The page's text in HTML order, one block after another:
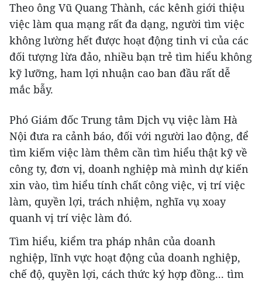
Theo ông Vũ Quang Thành, các kênh giới thiệu
việc làm qua mạng rất đa dạng, người tìm việc
không lường hết được hoạt động tinh vi của các
đối tượng lừa đảo, nhiều bạn trẻ tìm hiểu không
kỹ lưỡng, ham lợi nhuận cao ban đầu rất dễ
mắc bẫy.
Phó Giám đốc Trung tâm Dịch vụ việc làm Hà
Nội đưa ra cảnh báo, đối với người lao động, để
tìm kiếm việc làm thêm cần tìm hiểu thật kỹ về
công ty, đơn vị, doanh nghiệp mà mình dự kiến
xin vào, tìm hiểu tính chất công việc, vị trí việc
làm, quyền lợi, trách nhiệm, nghĩa vụ xoay
quanh vị trí việc làm đó.
Tìm hiểu, kiểm tra pháp nhân của doanh
nghiệp, lĩnh vực hoạt động của doanh nghiệp,
chế độ, quyền lợi, cách thức ký hợp đồng... tìm